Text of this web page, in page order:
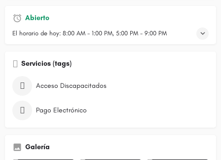
Abierto
El horario de hoy: 8:00 AM - 1:00 PM, 5:00 PM - 9:00 PM
Servicios (tags)
Acceso Discapacitados
Pago Electrónico
Galería